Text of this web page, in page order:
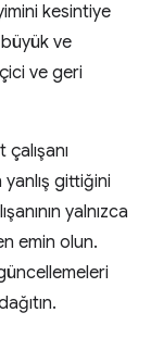
kesintiye
ve
ve geri
gittiğini
yalnızca
emin olun.